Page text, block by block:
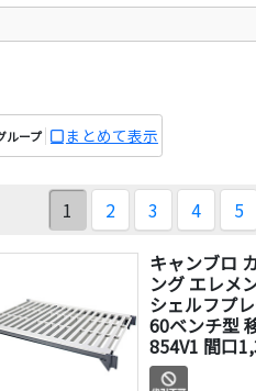
ループ まとめて表示
1 2 3 4 5
キャンブロ
ング エレメ
シェルフプ
60ベンチ型
854V1 間口